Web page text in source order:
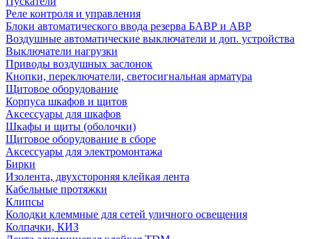
Реле контроля и управления
Блоки автоматического ввода резерва БАВР и АВР
Воздушные автоматические выключатели и доп. устройства
Выключатели нагрузки
Приводы воздушных заслонок
Кнопки, переключатели, светосигнальная арматура
Щитовое оборудование
Корпуса шкафов и щитов
Аксессуары для шкафов
Шкафы и щиты (оболочки)
Щитовое оборудование в сборе
Аксессуары для электромонтажа
Бирки
Изолента, двухстороняя клейкая лента
Кабельные протяжки
Клипсы
Колодки клеммные для сетей уличного освещения
Колпачки, КИЗ